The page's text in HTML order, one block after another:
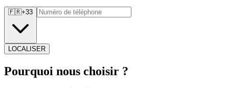
🇫🇷+33
LOCALISER
Pourquoi nous choisir ?